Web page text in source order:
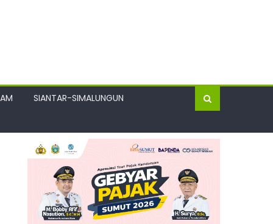
SIANTAR-SIMALUNGUN